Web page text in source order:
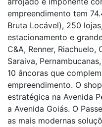
empreendimento tem
Bruta Locável), 250
estacionamento e
C&A, Renner,
Saraiva,
10 âncoras que
empreendimento. O
estratégica na Avenida
a Avenida Goiás. O
as mais modernas